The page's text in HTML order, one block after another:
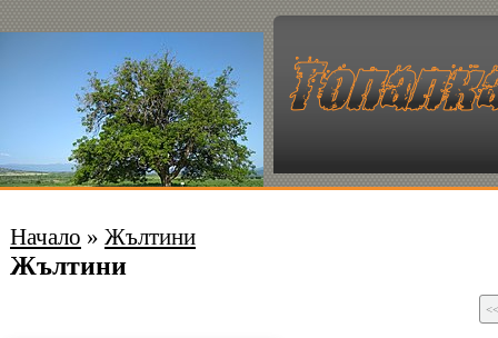
Начало » Жълтини
Жълтини
<<